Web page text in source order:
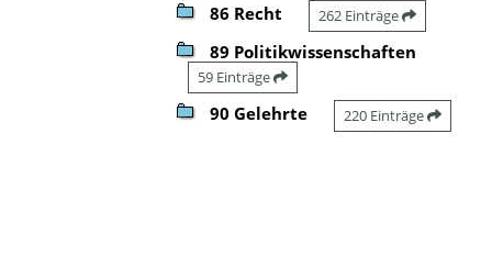
86 Recht 262 Einträge
89 Politikwissenschaften
59 Einträge
90 Gelehrte 220 Einträge